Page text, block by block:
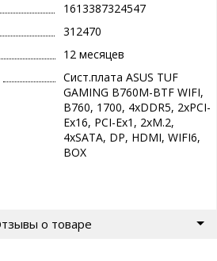
1613387324547
312470
12 месяцев
Сист.плата ASUS TUF
GAMING B760M-BTF WIFI,
B760, 1700, 4xDDR5, 2xPCI-
Ex16, PCI-Ex1, 2xM.2,
4xSATA, DP, HDMI, WIFI6,
BOX
о товаре